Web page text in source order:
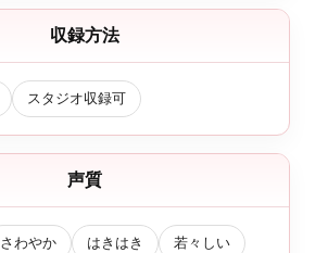
収録方法
スタジオ収録可
声質
さわやか はきはき 若々しい